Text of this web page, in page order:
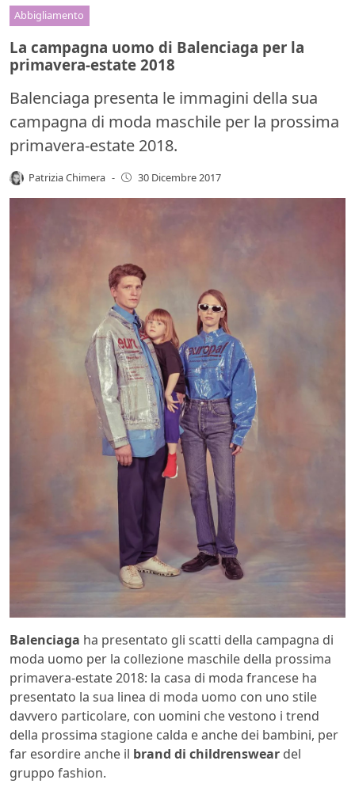
Abbigliamento
La campagna uomo di Balenciaga per la
primavera-estate 2018
Balenciaga presenta le immagini della sua
campagna di moda maschile per la prossima
primavera-estate 2018.
Patrizia Chimera - 30 Dicembre 2017
Balenciaga ha presentato gli scatti della campagna di
moda uomo per la collezione maschile della prossima
primavera-estate 2018: la casa di moda francese ha
presentato la sua linea di moda uomo con uno stile
davvero particolare, con uomini che vestono i trend
della prossima stagione calda e anche dei bambini, per
far esordire anche il brand di childrenswear del
gruppo fashion.